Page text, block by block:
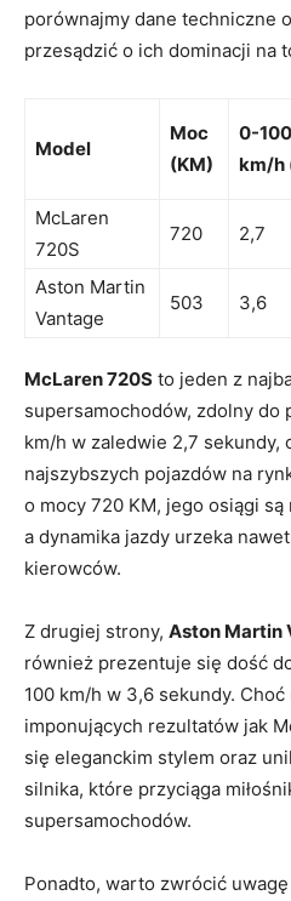
porównajmy dane techniczne
przesądzić o ich dominacji na
Model
Moc
(KM)
0-100
km/h
McLaren
720S
720 2,7
Aston Martin
Vantage
503 3,6
McLaren 720S to jeden z
supersamochodów, zdolny do
km/h w zaledwie 2,7 sekundy,
najszybszych pojazdów na
o mocy 720 KM, jego osiągi
a dynamika jazdy urzeka
kierowców.
Z drugiej strony, Aston Martin
również prezentuje się dość
100 km/h w 3,6 sekundy.
imponujących rezultatów jak
się eleganckim stylem oraz
silnika, które przyciąga
supersamochodów.
Ponadto, warto zwrócić